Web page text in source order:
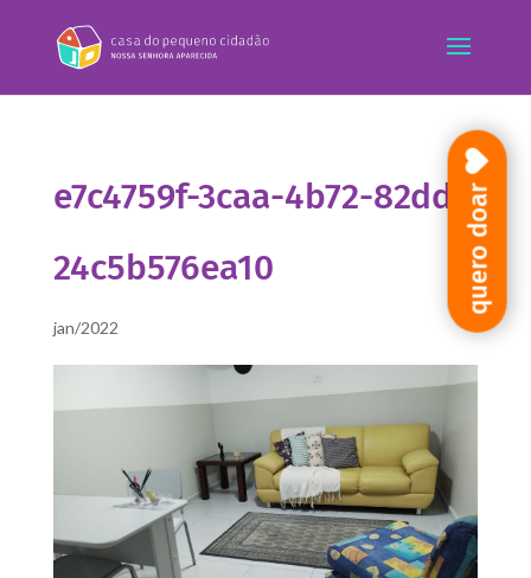
e7c4759f-3caa-4b72-82dd-
24c5b576ea10
jan/2022
quero doar